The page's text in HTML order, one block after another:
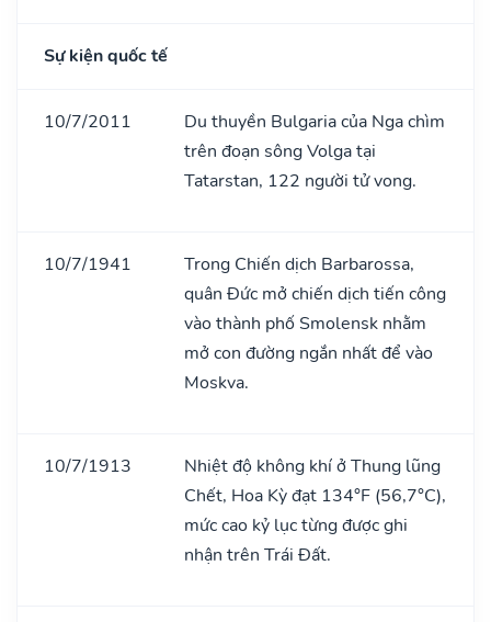
Sự kiện quốc tế
10/7/2011
Du thuyền Bulgaria của Nga chìm
trên đoạn sông Volga tại
Tatarstan, 122 người tử vong.
10/7/1941
Trong Chiến dịch Barbarossa,
quân Đức mở chiến dịch tiến công
vào thành phố Smolensk nhằm
mở con đường ngắn nhất để vào
Moskva.
10/7/1913
Nhiệt độ không khí ở Thung lũng
Chết, Hoa Kỳ đạt 134°F (56,7°C),
mức cao kỷ lục từng được ghi
nhận trên Trái Đất.